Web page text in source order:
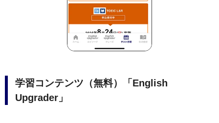
学習コンテンツ（無料）「English
Upgrader」